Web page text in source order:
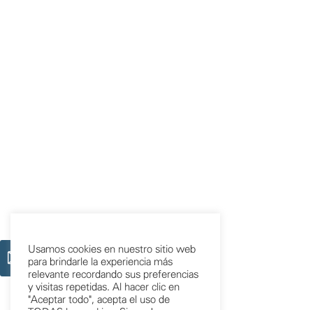
Usamos cookies en nuestro sitio web
para brindarle la experiencia más
relevante recordando sus preferencias
y visitas repetidas. Al hacer clic en
"Aceptar todo", acepta el uso de